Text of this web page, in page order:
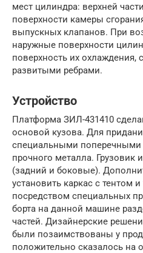
мест цилиндра: верхней
поверхности камеры
выпускных клапанов. При
наружные поверхности
поверхность их охлаждения,
развитыми ребрами.
Устройство
Платформа ЗИЛ-431410
основой кузова. Для
специальными поперечными
прочного металла. Грузовик
(задний и боковые).
установить каркас с тентом
посредством специальных
борта на данной машине
частей. Дизайнерские
были позаимствованы у
положительно сказалось на